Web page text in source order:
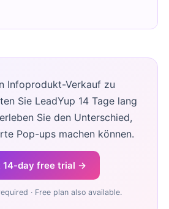
Infoprodukt-Verkauf zu
Sie LeadYup 14 Tage lang
Sie den Unterschied,
Pop-ups machen können.
14-day free trial →
· Free plan also available.